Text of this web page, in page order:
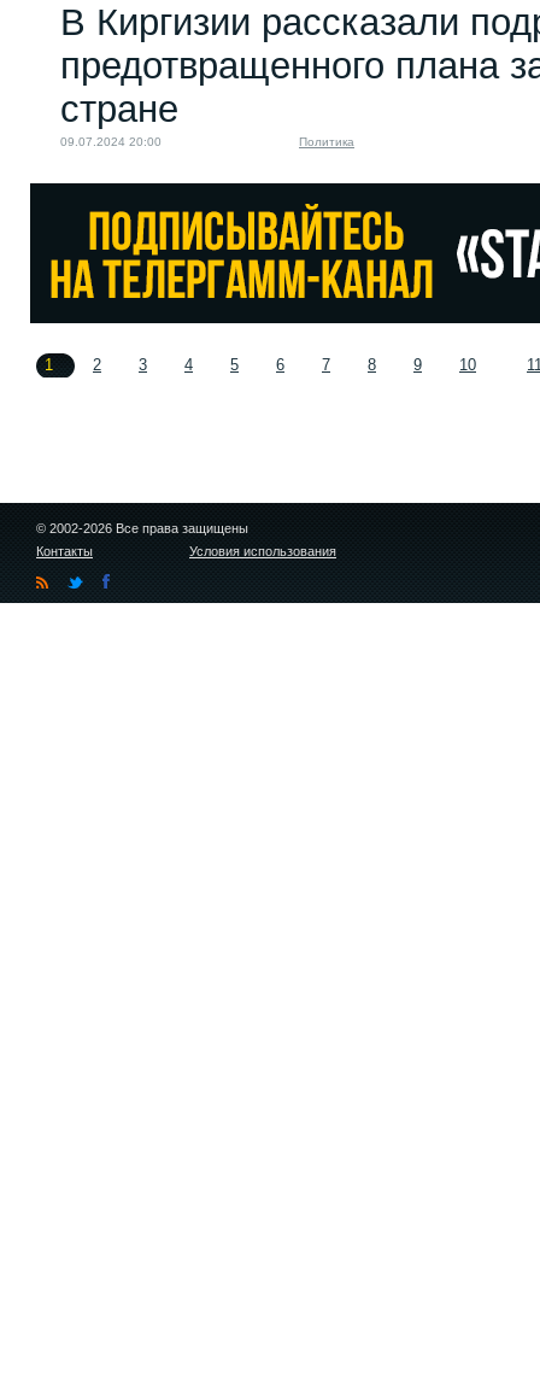
В Киргизии рассказали
предотвращенного плана
стране
09.07.2024 20:00 Политика
1 2 3 4 5 6 7 8 9 10
© 2002-2026 Все права защищены
Контакты
Условия использования